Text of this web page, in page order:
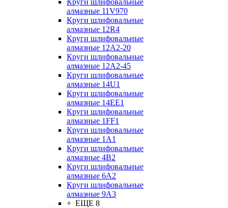
Круги шлифовальные
алмазные 11V970
Круги шлифовальные
алмазные 12R4
Круги шлифовальные
алмазные 12А2-20
Круги шлифовальные
алмазные 12А2-45
Круги шлифовальные
алмазные 14U1
Круги шлифовальные
алмазные 14ЕЕ1
Круги шлифовальные
алмазные 1FF1
Круги шлифовальные
алмазные 1А1
Круги шлифовальные
алмазные 4В2
Круги шлифовальные
алмазные 6A2
Круги шлифовальные
алмазные 9А3
+ ЕЩЕ 8